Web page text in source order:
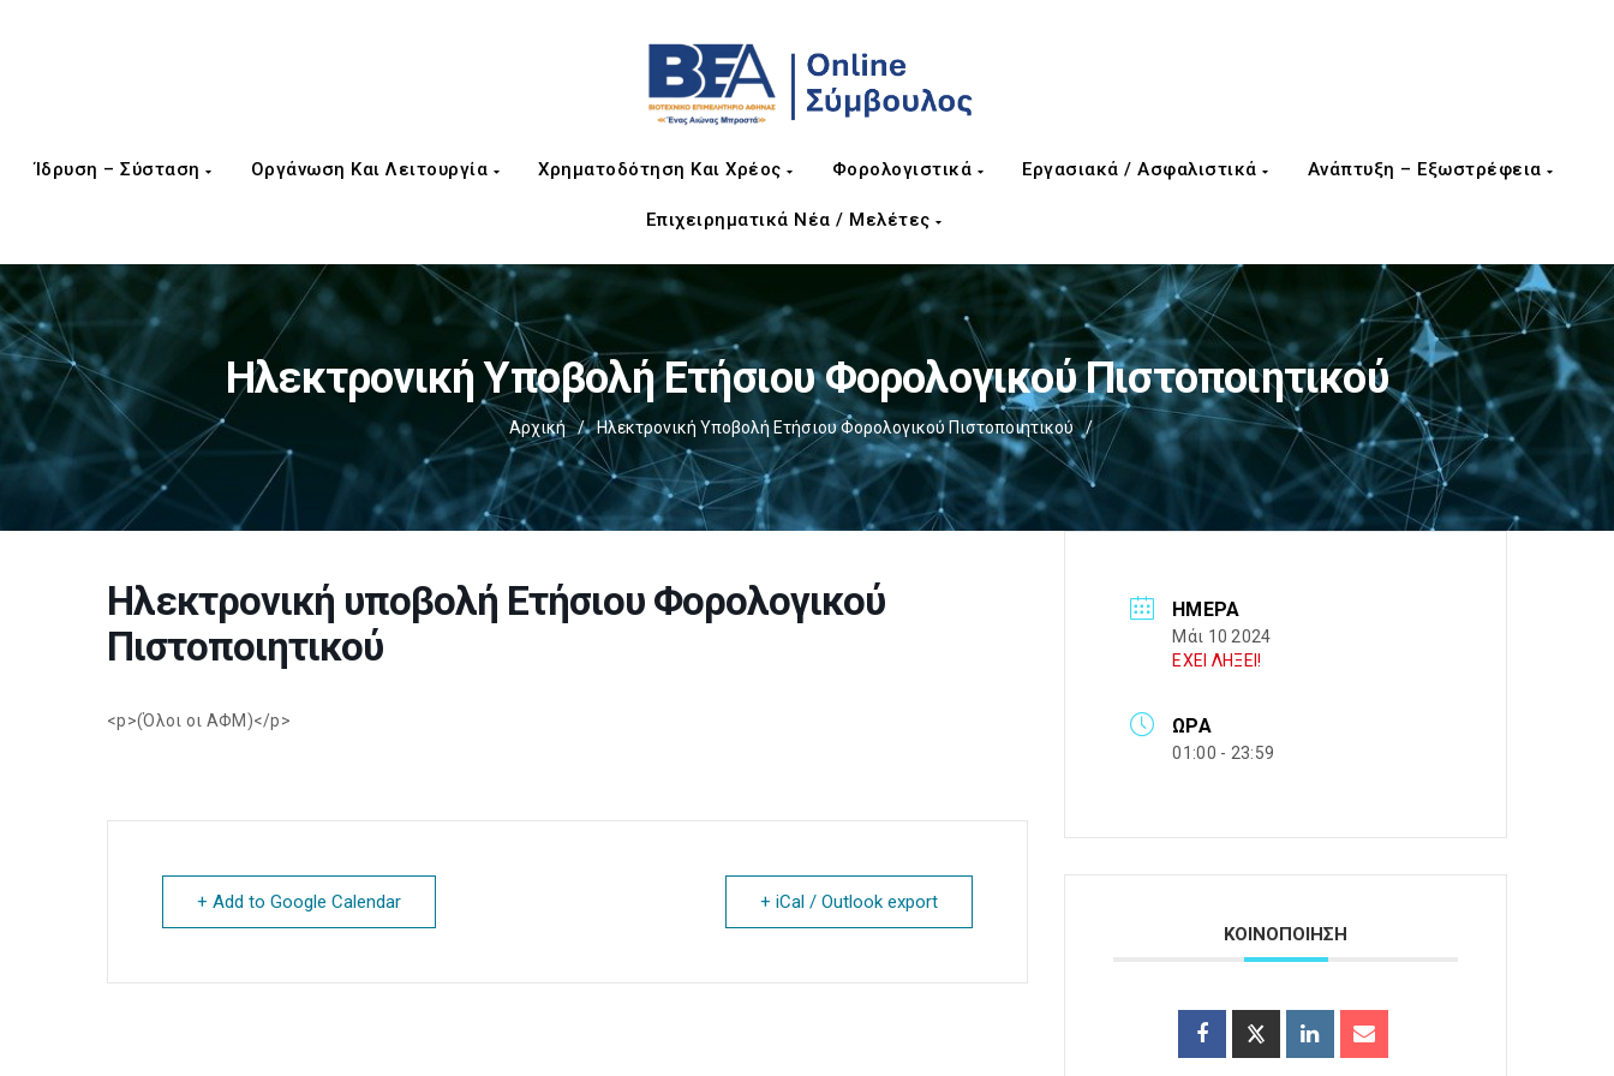
Ίδρυση – Σύσταση Οργάνωση Και Λειτουργία Χρηματοδότηση Και Χρέος Φορολογιστικά Εργασιακά / Ασφαλιστικά Ανάπτυξη – Εξωστρέφεια
Επιχειρηματικά Νέα / Μελέτες
Ηλεκτρονική Υποβολή Ετήσιου Φορολογικού Πιστοποιητικού
Αρχική / Ηλεκτρονική Υποβολή Ετήσιου Φορολογικού Πιστοποιητικού /
Ηλεκτρονική υποβολή Ετήσιου Φορολογικού
Πιστοποιητικού
<p>(Όλοι οι ΑΦΜ)</p>
+ Add to Google Calendar + iCal / Outlook export
ΗΜΈΡΑ
Μάι 10 2024
ΕΧΕΙ ΛΗΞΕΙ!
ΏΡΑ
01:00 - 23:59
ΚΟΙΝΟΠΟΙΗΣΗ